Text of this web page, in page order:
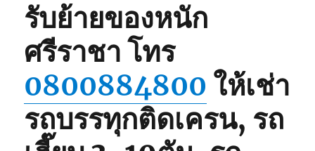
รับย้ายของหนัก
ศรีราชา โทร
0800884800 ให้เช่า
รถบรรทุกติดเครน, รถ